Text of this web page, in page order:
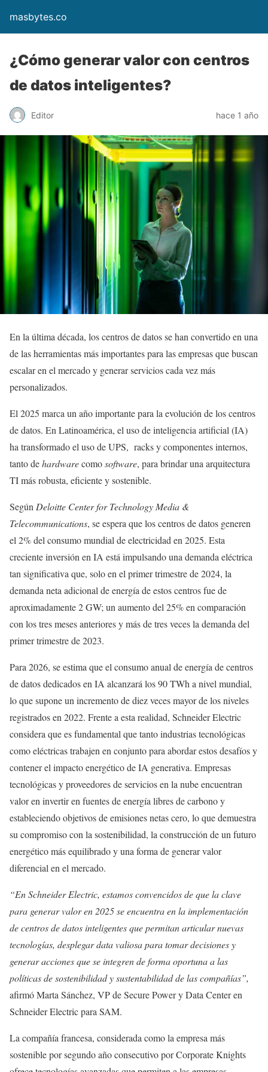
masbytes.co
¿Cómo generar valor con centros
de datos inteligentes?
Editor hace 1 año
En la última década, los centros de datos se han convertido en una
de las herramientas más importantes para las empresas que buscan
escalar en el mercado y generar servicios cada vez más
personalizados.
El 2025 marca un año importante para la evolución de los centros
de datos. En Latinoamérica, el uso de inteligencia artificial (IA)
ha transformado el uso de UPS, racks y componentes internos,
tanto dehardwarecomosoftware, para brindar una arquitectura
TI más robusta, eficiente y sostenible.
Según Deloitte Center for Technology Media &
Telecommunications, se espera que los centros de datos generen
el 2% del consumo mundial de electricidad en 2025. Esta
creciente inversión en IA está impulsando una demanda eléctrica
tan significativa que, solo en el primer trimestre de 2024, la
demanda neta adicional de energía de estos centros fue de
aproximadamente 2 GW; un aumento del 25% en comparación
con los tres meses anteriores y más de tres veces la demanda del
primer trimestre de 2023.
Para 2026, se estima que el consumo anual de energía de centros
de datos dedicados en IA alcanzará los 90 TWh a nivel mundial,
lo que supone un incremento de diez veces mayor de los niveles
registrados en 2022. Frente a esta realidad, Schneider Electric
considera que es fundamental que tanto industrias tecnológicas
como eléctricas trabajen en conjunto para abordar estos desafíos y
contener el impacto energético de IA generativa. Empresas
tecnológicas y proveedores de servicios en la nube encuentran
valor en invertir en fuentes de energía libres de carbono y
estableciendo objetivos de emisiones netas cero, lo que demuestra
su compromiso con la sostenibilidad, la construcción de un futuro
energético más equilibrado y una forma de generar valor
diferencial en el mercado.
“En Schneider Electric, estamos convencidos de que la clave
para generar valor en 2025 se encuentra en la implementación
de centros de datos inteligentes que permitan articular nuevas
tecnologías, desplegar data valiosa para tomar decisiones y
generar acciones que se integren de forma oportuna a las
políticas de sostenibilidad y sustentabilidad de las compañías”,
afirmó Marta Sánchez, VP de Secure Power y Data Center en
Schneider Electric para SAM.
La compañía francesa, considerada como la empresa más
sostenible por segundo año consecutivo por Corporate Knights